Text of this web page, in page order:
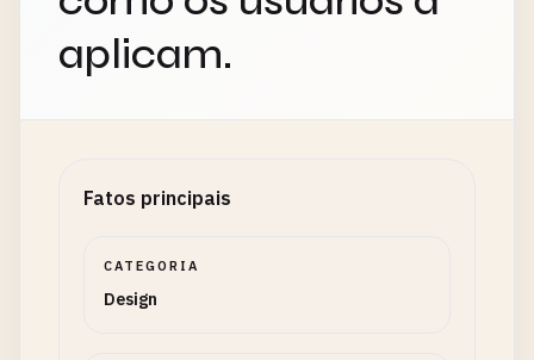
aplicam.
Fatos principais
CATEGORIA
Design